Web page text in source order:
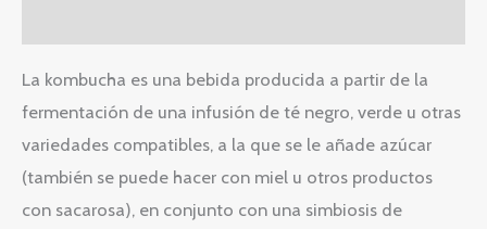
La kombucha es una bebida producida a partir de la
fermentación de una infusión de té negro, verde u otras
variedades compatibles, a la que se le añade azúcar
(también se puede hacer con miel u otros productos
con sacarosa), en conjunto con una simbiosis de